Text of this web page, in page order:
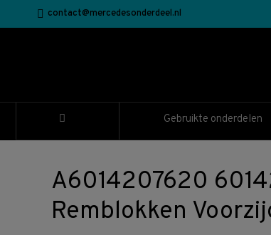
contact@mercedesonderdeel.nl
Gebruikte onderdelen
A6014207620
Remblokken